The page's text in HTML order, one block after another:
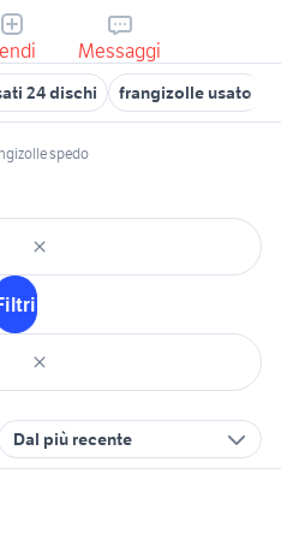
Messaggi
24 dischi frangizolle usato
spedo
Dal più recente